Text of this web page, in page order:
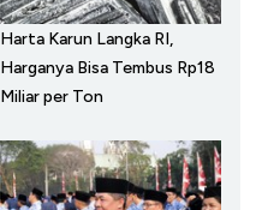
Harta Karun Langka RI,
Harganya Bisa Tembus Rp18
Miliar per Ton